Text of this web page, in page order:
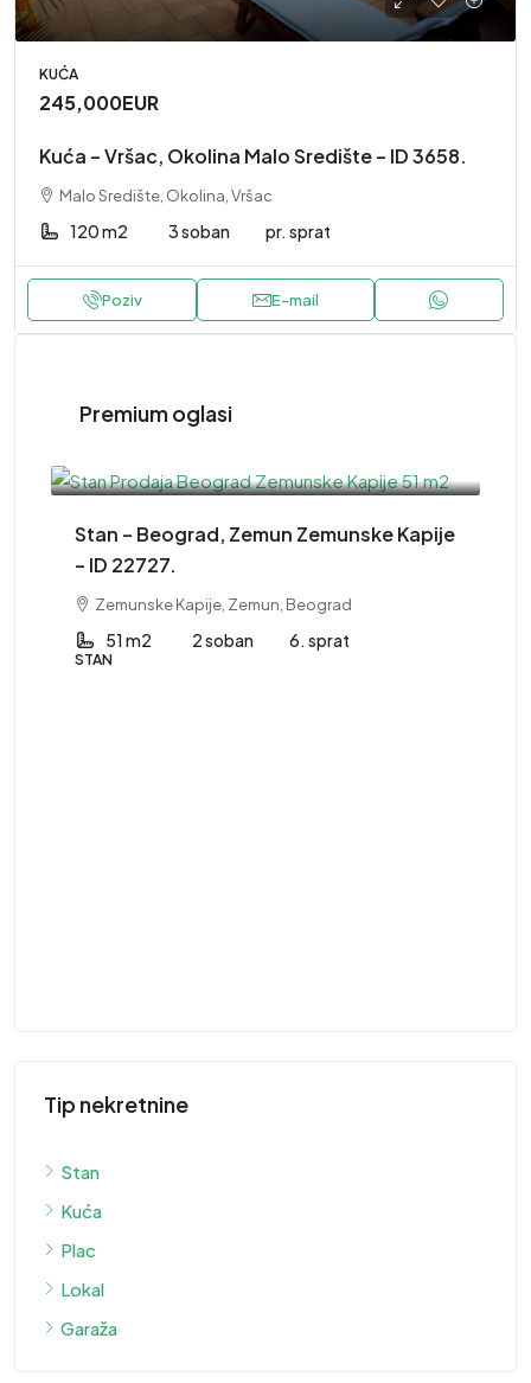
KUĆA
245,000EUR
Kuća – Vršac, Okolina Malo Središte – ID 3658.
Malo Središte, Okolina, Vršac
120 m2 3 soban pr. sprat
Poziv E-mail
Premium oglasi
Stan – Beograd, Zemun Zemunske Kapije
– ID 22727.
Zemunske Kapije, Zemun, Beograd
51 m2 2 soban 6. sprat
STAN
Tip nekretnine
Stan
Kuća
Plac
Lokal
Garaža